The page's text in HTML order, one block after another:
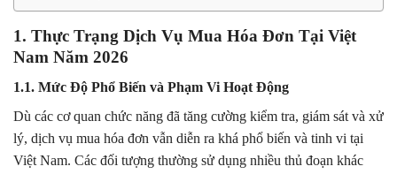
1. Thực Trạng Dịch Vụ Mua Hóa Đơn Tại Việt
Nam Năm 2026
1.1. Mức Độ Phổ Biến và Phạm Vi Hoạt Động
Dù các cơ quan chức năng đã tăng cường kiểm tra, giám sát và xử
lý, dịch vụ mua hóa đơn vẫn diễn ra khá phổ biến và tinh vi tại
Việt Nam. Các đối tượng thường sử dụng nhiều thủ đoạn khác